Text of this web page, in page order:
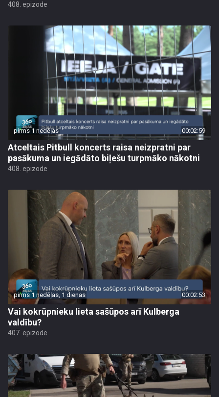
408. epizode
pirms 1 nedēļas 00:02:59
Atceltais Pitbull koncerts raisa neizpratni par
pasākuma un iegādāto biļešu turpmāko nākotni
408. epizode
pirms 1 nedēļas, 1 dienas 00:02:53
Vai kokrūpnieku lieta sašūpos arī Kulberga
valdību?
407. epizode